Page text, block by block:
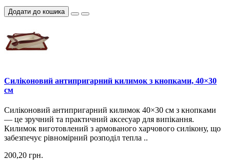
Додати до кошика
Силіконовий антипригарний килимок з кнопками, 40×30
см
Силіконовий антипригарний килимок 40×30 см з кнопками
— це зручний та практичний аксесуар для випікання.
Килимок виготовлений з армованого харчового силікону, що
забезпечує рівномірний розподіл тепла ..
200,20 грн.